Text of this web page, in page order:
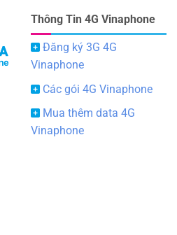
Thông Tin 4G Vinaphone
Đăng ký 3G 4G
Vinaphone
Các gói 4G Vinaphone
Mua thêm data 4G
Vinaphone